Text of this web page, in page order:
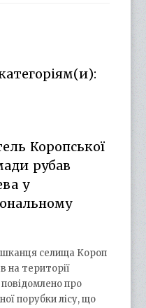
Коропської
рубав
у
селища Короп
на території
про
порубки лісу, що